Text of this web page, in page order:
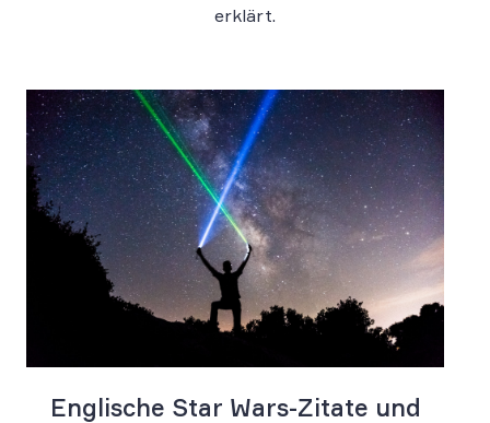
erklärt.
Englische Star Wars-Zitate und